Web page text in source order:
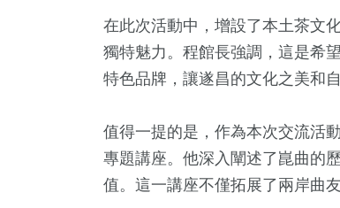
在此次活動中，增設了本土茶文
獨特魅力。程館長強調，這是希
特色品牌，讓遂昌的文化之美和
值得一提的是，作為本次交流活
專題講座。他深入闡述了崑曲的
值。這一講座不僅拓展了兩岸曲